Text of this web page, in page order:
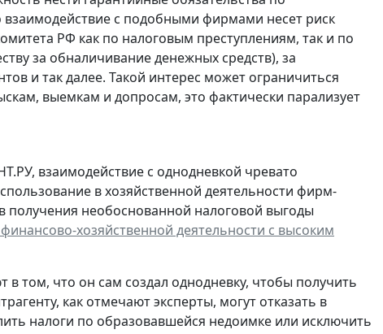
с подобными фирмами несет риск
РФ как по налоговым преступлениям, так и по
за обналичивание денежных средств), за
и так далее. Такой интерес может ограничиться
выемкам и допросам, это фактически парализует
взаимодействие с однодневкой чревато
в хозяйственной деятельности фирм-
получения необоснованной налоговой выгоды
хозяйственной деятельности с высоким
том, что он сам создал однодневку, чтобы получить
как отмечают эксперты, могут отказать в
налоги по образовавшейся недоимке или исключить